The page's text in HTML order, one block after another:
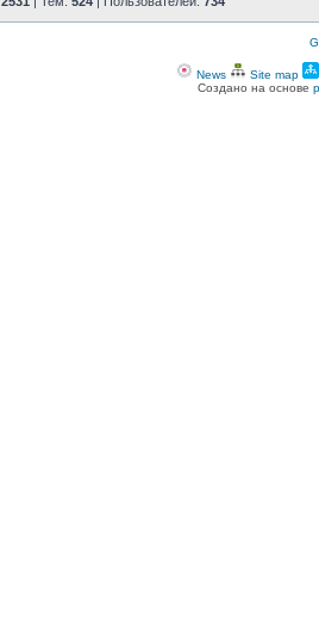
News Site map
Создано на основе